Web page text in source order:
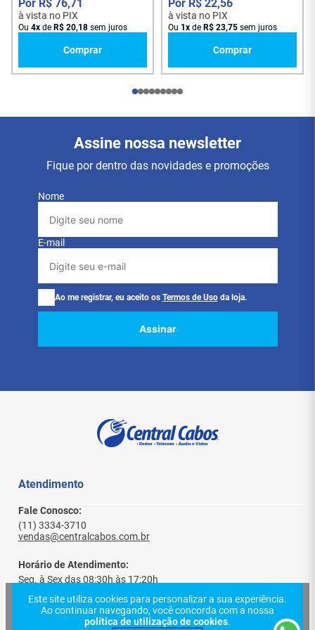
Este site utiliza cookies para personalizar a sua experiência.
Ao continuar navegando, você concorda com a nossa
política de utilização de cookies.
R$ 76,71
à vista no PIX
Ou 4x de R$ 20,18 sem juros
Comprar
R$ 22,56
à vista no PIX
Ou 1 x de R$ 23,75 sem juros
Comprar
Assine nossa newsletter
Fique por dentro das novidades e promoções
Nome
E-mail
Ao me registrar, eu aceito os Termos de Uso da loja.
Assinar
Atendimento
Fale Conosco:
(11) 3334-3710
vendas@centralcabos.com.br
Horário de Atendimento:
Seg. à Sex das 08:30h às 17:20h